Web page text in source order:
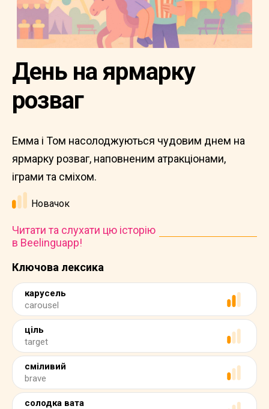
Ключова лексика
карусель
carousel
ціль
target
сміливий
brave
солодка вата
День на ярмарку
розваг
Емма і Том насолоджуються чудовим днем на
ярмарку розваг, наповненим атракціонами,
іграми та сміхом.
Новачок
Читати та слухати цю історію
в Beelinguapp!